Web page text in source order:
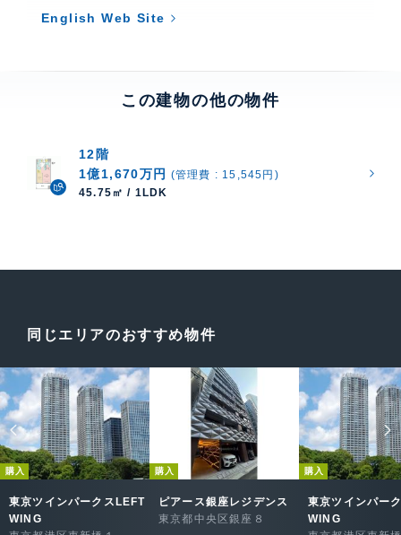
English Web Site
この建物の他の物件
12階
1億1,670万円 (管理費 : 15,545円)
45.75㎡ / 1LDK
同じエリアのおすすめ物件
購入
東京ツインパークスLEFT
WING
購入
ピアース銀座レジデンス
東京都中央区銀座８
購入
東京ツインパー
WING